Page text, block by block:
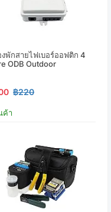
งพักสายไฟเบอร์ออฟติก 4
ODB Outdoor
฿220
ค้า